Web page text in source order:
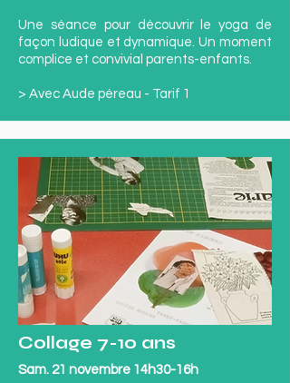
Une séance pour découvrir le yoga de
façon ludique et dynamique. Un moment
complice et convivial parents-enfants.
> Avec Aude péreau - Tarif 1
Collage 7-10 ans
Sam. 21 novembre 14h30-16h